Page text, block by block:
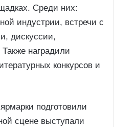
Среди них:
индустрии, встречи с
дискуссии,
наградили
конкурсов и
подготовили
сцене выступали